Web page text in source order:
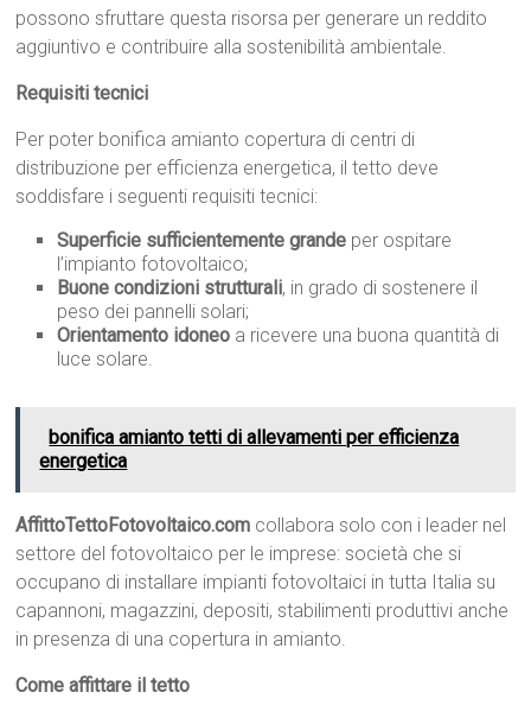
possono sfruttare questa risorsa per generare un reddito
aggiuntivo e contribuire alla sostenibilità ambientale.
Requisiti tecnici
Per poter bonifica amianto copertura di centri di
distribuzione per efficienza energetica, il tetto deve
soddisfare i seguenti requisiti tecnici:
Superficie sufficientemente grande per ospitare
l’impianto fotovoltaico;
Buone condizioni strutturali, in grado di sostenere il
peso dei pannelli solari;
Orientamento idoneo a ricevere una buona quantità di
luce solare.
bonifica amianto tetti di allevamenti per efficienza
energetica
AffittoTettoFotovoltaico.com collabora solo con i leader nel
settore del fotovoltaico per le imprese: società che si
occupano di installare impianti fotovoltaici in tutta Italia su
capannoni, magazzini, depositi, stabilimenti produttivi anche
in presenza di una copertura in amianto.
Come affittare il tetto